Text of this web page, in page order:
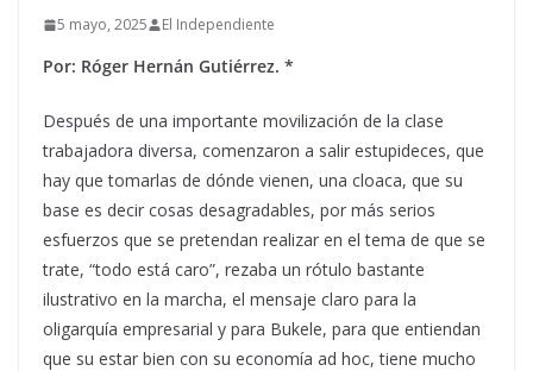
5 mayo, 2025 El Independiente
Por: Róger Hernán Gutiérrez. *
Después de una importante movilización de la clase
trabajadora diversa, comenzaron a salir estupideces, que
hay que tomarlas de dónde vienen, una cloaca, que su
base es decir cosas desagradables, por más serios
esfuerzos que se pretendan realizar en el tema de que se
trate, “todo está caro”, rezaba un rótulo bastante
ilustrativo en la marcha, el mensaje claro para la
oligarquía empresarial y para Bukele, para que entiendan
que su estar bien con su economía ad hoc, tiene mucho